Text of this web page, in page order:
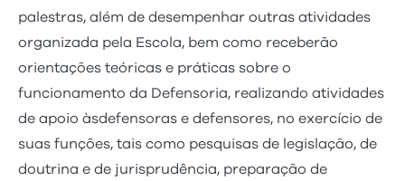
palestras, além de desempenhar outras atividades
organizada pela Escola, bem como receberão
orientações teóricas e práticas sobre o
funcionamento da Defensoria, realizando atividades
de apoio àsdefensoras e defensores, no exercício de
suas funções, tais como pesquisas de legislação, de
doutrina e de jurisprudência, preparação de